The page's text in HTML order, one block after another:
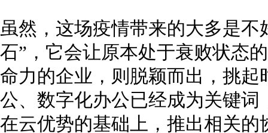
虽然，这场疫情带来的大多是不
石”，它会让原本处于衰败状态
命力的企业，则脱颖而出，挑起
公、数字化办公已经成为关键
在云优势的基础上，推出相关的